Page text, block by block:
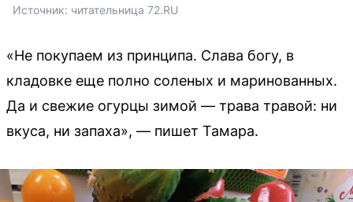
Источник: читательница 72.RU
«Не покупаем из принципа. Слава богу, в
кладовке еще полно соленых и маринованных.
Да и свежие огурцы зимой — трава травой: ни
вкуса, ни запаха», — пишет Тамара.